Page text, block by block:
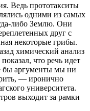
Ведь прототакситы
одними из самых
либо Землю. Они
друг с
некоторые грибы.
химический анализ
что речь идет
бы аргументы мы ни
— иронично
университета.
выходит за рамки